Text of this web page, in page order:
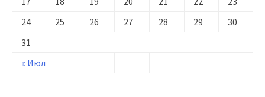
« Июл
24
25 26 27 28 29
30
31